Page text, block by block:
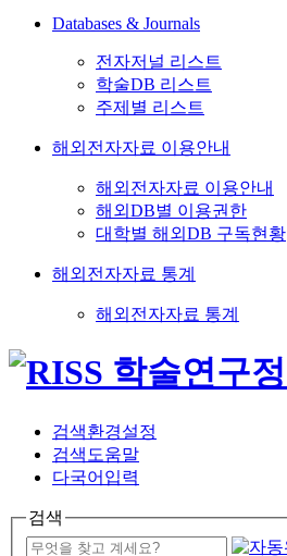
Databases & Journals
전자저널 리스트
학술DB 리스트
주제별 리스트
해외전자자료 이용안내
해외전자자료 이용안내
해외DB별 이용권한
대학별 해외DB 구독현황
해외전자자료 통계
해외전자자료 통계
검색환경설정
검색도움말
다국어입력
검색